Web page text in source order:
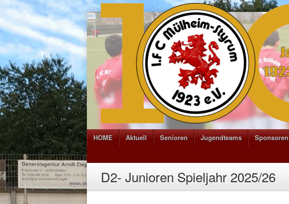
HOME Aktuell Senioren Jugendteams Sponsoren
D2- Junioren Spieljahr 2025/26